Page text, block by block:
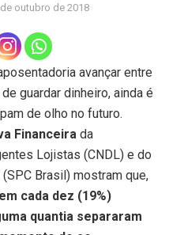
outubro de 2018
avançar entre
guardar dinheiro, ainda é
de olho no futuro.
Financeira da
Lojistas (CNDL) e do
Brasil) mostram que,
cada dez (19%)
quantia separaram